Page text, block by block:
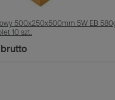
500x250x500mm 5W EB
10 szt.